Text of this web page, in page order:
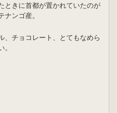
ときに首都が置かれていたのが
ンゴ産。
、チョコレート、とてもなめら